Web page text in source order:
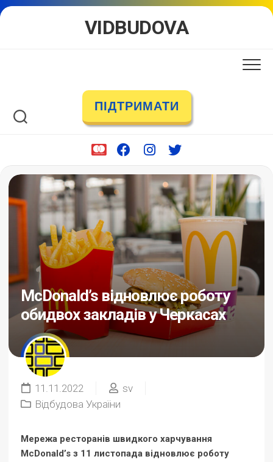
Skip
VIDBUDOVA
ПІДТРИМАТИ
McDonald’s відновлює роботу
обидвох закладів у Черкасах
11.11.2022
sv
Відбудова України
Мережа ресторанів швидкого харчування
McDonald’s з 11 листопада відновлює роботу